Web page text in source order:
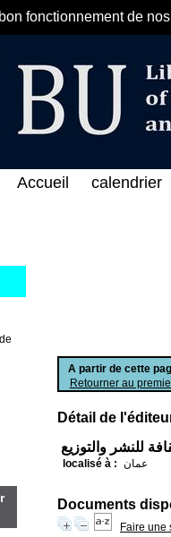
fonctionnement de
على الخط
A partir de cette
Retourner au
Détail de
للنشر والتوزيع
localisé à : عمان
Documents
Faire une
Accueil calendrier